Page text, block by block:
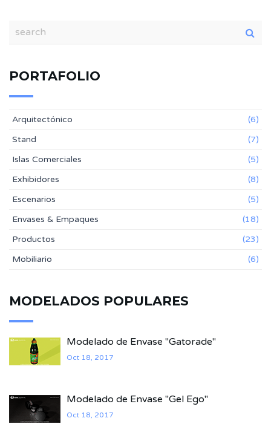
PORTAFOLIO
Arquitectónico
(6)
Stand
(7)
Islas Comerciales
(5)
Exhibidores
(8)
Escenarios
(5)
Envases & Empaques
(18)
Productos
(23)
Mobiliario
(6)
MODELADOS POPULARES
Modelado de Envase "Gatorade"
Oct 18, 2017
Modelado de Envase "Gel Ego"
Oct 18, 2017